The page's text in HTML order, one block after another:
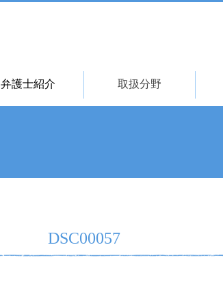
弁護士紹介 取扱分野
DSC00057